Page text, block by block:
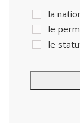
la
le
le